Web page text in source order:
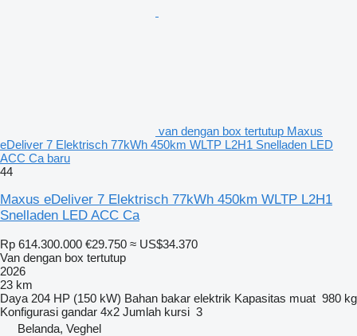
van dengan box tertutup Maxus
eDeliver 7 Elektrisch 77kWh 450km WLTP L2H1 Snelladen LED
ACC Ca baru
44
Maxus eDeliver 7 Elektrisch 77kWh 450km WLTP L2H1
Snelladen LED ACC Ca
Rp 614.300.000 €29.750 ≈ US$34.370
Van dengan box tertutup
2026
23 km
Daya 204 HP (150 kW) Bahan bakar elektrik Kapasitas muat 980 kg
Konfigurasi gandar 4x2 Jumlah kursi 3
Belanda, Veghel